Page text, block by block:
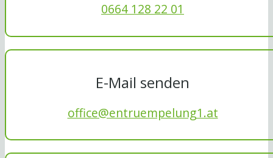
0664 128 22 01
E-Mail senden
office@entruempelung1.at